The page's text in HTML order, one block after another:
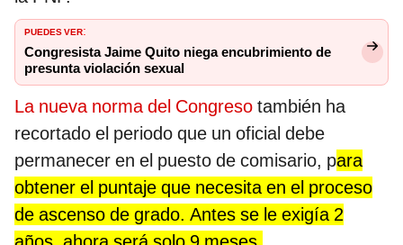
PUEDES VER:
Congresista Jaime Quito niega encubrimiento de
presunta violación sexual
La nueva norma del Congreso también ha
recortado el periodo que un oficial debe
permanecer en el puesto de comisario, para
obtener el puntaje que necesita en el proceso
de ascenso de grado. Antes se le exigía 2